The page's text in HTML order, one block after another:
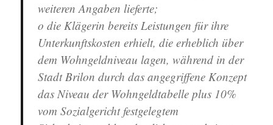
weiteren Angaben lieferte;
o die Klägerin bereits Leistungen für ihre
Unterkunftskosten erhielt, die erheblich über
dem Wohngeldniveau lagen, während in der
Stadt Brilon durch das angegriffene Konzept
das Niveau der Wohngeldtabelle plus 10%
vom Sozialgericht festgelegtem